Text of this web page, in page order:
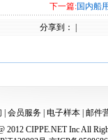
下一篇:国内船
分享到：
会员服务 电子样本 邮件
2012 CIPPE.NET Inc All